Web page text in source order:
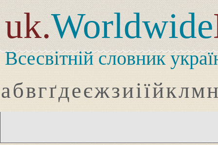
uk.Worldwide
Всесвітній словник
абвгґдеєжзиіїйклмн